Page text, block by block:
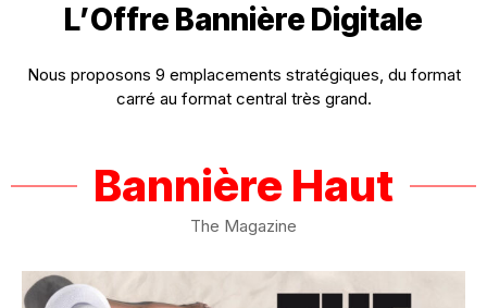
L’Offre Bannière Digitale
Nous proposons 9 emplacements stratégiques, du format
carré au format central très grand.
Bannière Haut
The Magazine